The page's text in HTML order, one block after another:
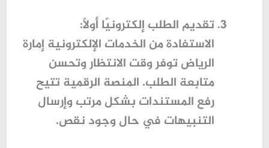
تقديم الطلب إلكترونيًا أولًا:
الاستفادة من الخدمات الإلكترونية إمارة
الرياضتوفر وقت الانتظار وتحسن
متابعة الطلب. المنصة الرقمية تتيح
رفع المستندات بشكل مرتب وإرسال
التنبيهات في حال وجود نقص.